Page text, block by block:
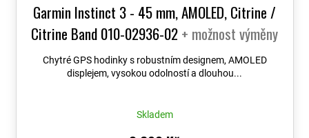
Garmin Instinct 3 - 45 mm, AMOLED, Citrine /
Citrine Band 010-02936-02+ možnost výměny
do 90 dní
Chytré GPS hodinky s robustním designem, AMOLED
displejem, vysokou odolností a dlouhou...
Skladem